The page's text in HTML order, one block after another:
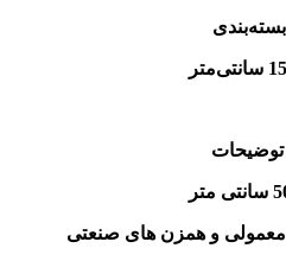
بسته‌بندی
توضیحات
و همزن های صنعتی